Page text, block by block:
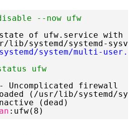
--now ufw
state of ufw.service with
lib/systemd/systemd-
system/multi-
ufw
Uncomplicated firewall
( /usr/lib/systemd/
(dead)
:ufw(8)